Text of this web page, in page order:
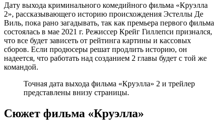
Дату выхода криминального комедийного фильма «Круэлла
2», рассказывающего историю происхождения Эстеллы Де
Виль, пока рано загадывать, так как премьера первого фильма
состоялась в мае 2021 г. Режиссер Крейг Гиллепси признался,
что все будет зависеть от рейтинга картины и кассовых
сборов. Если продюсеры решат продлить историю, он
надеется, что работать над созданием 2 главы будет с той же
командой.
Точная дата выхода фильма «Круэлла» 2 и трейлер
представлены внизу страницы.
Сюжет фильма «Круэлла»